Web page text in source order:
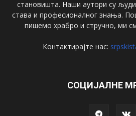
становишта. Наши аутори су
става и професионалног знања.
пишемо храбро и стручно, ми
Контактирајте нас:
СОЦИЈАЛНЕ